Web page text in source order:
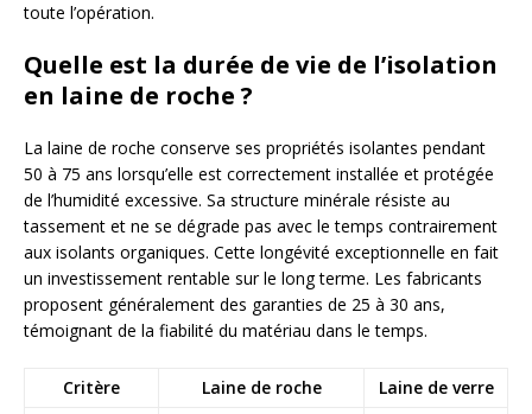
toute l’opération.
Quelle est la durée de vie de l’isolation
en laine de roche ?
La laine de roche conserve ses propriétés isolantes pendant
50 à 75 ans lorsqu’elle est correctement installée et protégée
de l’humidité excessive. Sa structure minérale résiste au
tassement et ne se dégrade pas avec le temps contrairement
aux isolants organiques. Cette longévité exceptionnelle en fait
un investissement rentable sur le long terme. Les fabricants
proposent généralement des garanties de 25 à 30 ans,
témoignant de la fiabilité du matériau dans le temps.
Critère Laine de roche
Laine de verre